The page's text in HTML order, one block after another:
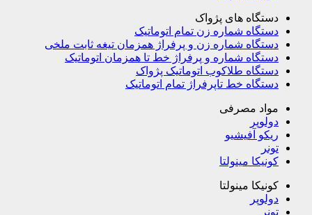
دستگاه های پژواک
دستگاه شماره زن تمام اتوماتیک
دستگاه شماره زن و پرفراژ همزمان تیغه ثابت ملخی
دستگاه شماره و پرفراژ خط تا همزمان اتوماتیک
دستگاه طلاکوب اتوماتیک پژواک
دستگاه خط تاپرفراژ تمام اتوماتیک
مواد مصرفی
دولوپر
ریکو آفیشیو
تونر
کونیکا مینولتا
کونیکا مینولتا
دولوپر
تونر